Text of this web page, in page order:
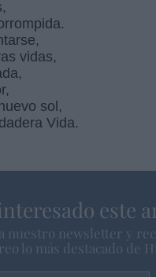
vidas,
sol,
Vida.
este
nuestro newsletter y
lo más destacado de